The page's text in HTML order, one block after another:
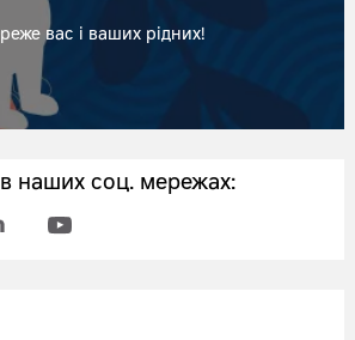
вас і ваших рідних!
наших соц. мережах: